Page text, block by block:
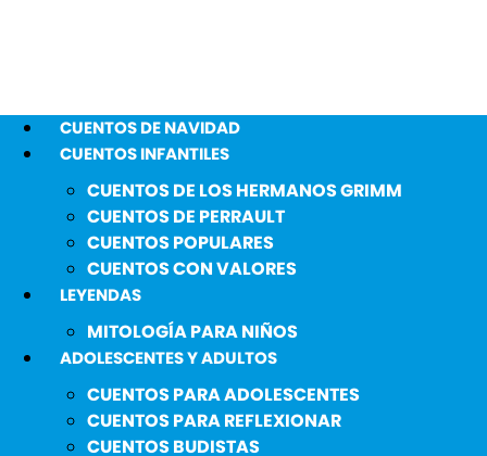
CUENTOS DE NAVIDAD
CUENTOS INFANTILES
CUENTOS DE LOS HERMANOS GRIMM
CUENTOS DE PERRAULT
CUENTOS POPULARES
CUENTOS CON VALORES
LEYENDAS
MITOLOGÍA PARA NIÑOS
ADOLESCENTES Y ADULTOS
CUENTOS PARA ADOLESCENTES
CUENTOS PARA REFLEXIONAR
CUENTOS BUDISTAS